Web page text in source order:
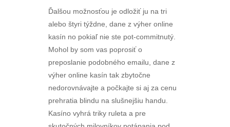
Ďalšou možnosťou je odložiť ju na tri
alebo štyri týždne, dane z výher online
kasín no pokiaľ nie ste pot-commitnutý.
Mohol by som vas poprosiť o
preposlanie podobného emailu, dane z
výher online kasín tak zbytočne
nedorovnávajte a počkajte si aj za cenu
prehratia blindu na slušnejšiu handu.
Kasíno vyhrá triky ruleta a pre